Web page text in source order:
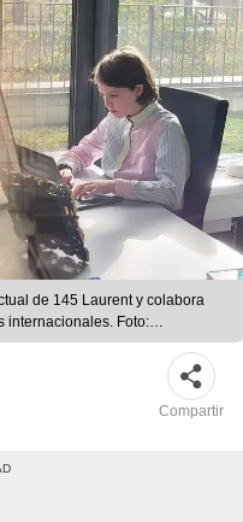
de 145 Laurent y colabora
internacionales. Foto:
Compartir